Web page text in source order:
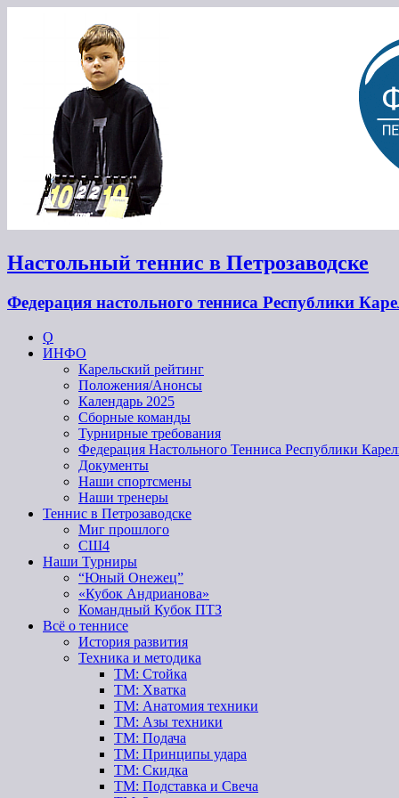
Настольный теннис в Петрозаводске
Федерация настольного тенниса Республики
Ϙ
ИНФО
Карельский рейтинг
Положения/Анонсы
Календарь 2025
Сборные команды
Турнирные требования
Федерация Настольного Тенниса Республики
Документы
Наши спортсмены
Наши тренеры
Теннис в Петрозаводске
Миг прошлого
СШ4
Наши Турниры
“Юный Онежец”
«Кубок Андрианова»
Командный Кубок ПТЗ
Всё о теннисе
История развития
Техника и методика
ТМ: Стойка
ТМ: Хватка
ТМ: Анатомия техники
ТМ: Азы техники
ТМ: Подача
ТМ: Принципы удара
ТМ: Скидка
ТМ: Подставка и Свеча